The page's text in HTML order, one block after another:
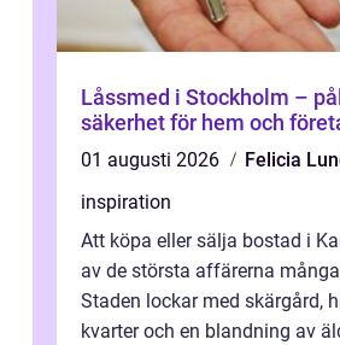
Låssmed i Stockholm –
säkerhet för hem och
01 augusti 2026
Felicia
inspiration
Att köpa eller sälja bostad i
av de största affärerna
Staden lockar med skärgård,
kvarter och en blandning av